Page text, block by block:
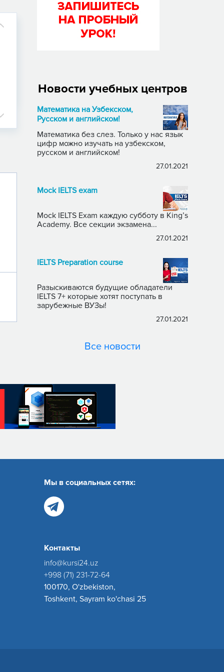
Новости учебных центров
Математика на Узбекском,
Русском и английском!
Математика без слез. Только у нас язык
цифр можно изучать на узбекском,
русском и английском!
27.01.2021
Mock IELTS exam
Mock IELTS Exam каждую субботу в King’s
Academy. Все секции экзамена...
27.01.2021
IELTS Preparation course
Разыскиваются будущие обладатели
IELTS 7+ которые хотят поступать в
зарубежные ВУЗы!
27.01.2021
Все новости
Мы в социальных сетях:
Контакты
info@kursi24.uz
+998 (71) 231-72-64
100170, O'zbekiston,
Toshkent, Sayram ko'chasi 25